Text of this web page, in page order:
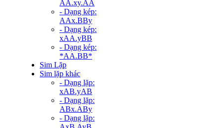
AA.xy.AA
- Dạng kép:
AAx.BBy
- Dạng kép:
xAA.yBB
- Dạng kép:
*AA.BB*
Sim Lặp
Sim lặp khác
- Dạng lặp:
xAB.yAB
- Dạng lặp:
ABx.ABy
- Dạng lặp: